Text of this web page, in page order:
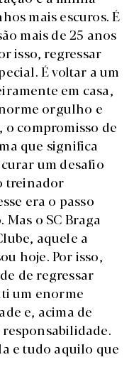
mais escuros. É
mais de 25 anos
isso, regressar
É voltar a um
em casa,
orgulho e
compromisso de
que significa
um desafio
treinador
era o passo
o SC Braga
aquele a
hoje. Por isso,
de regressar
um enorme
e, acima de
e tudo aquilo que